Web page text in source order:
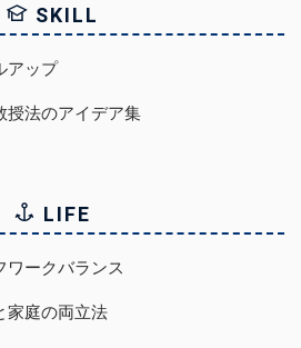
SKILL
アップ
授法のアイデア集
LIFE
ワークバランス
家庭の両立法